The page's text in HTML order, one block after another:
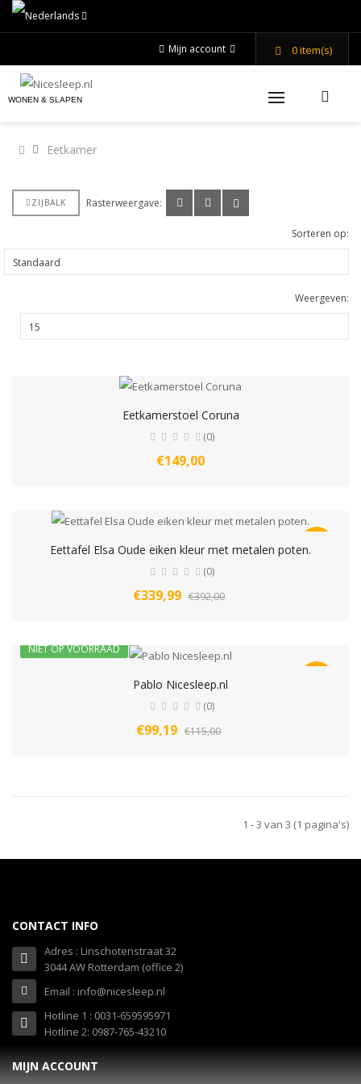
Mijn account 0item(s)
WONEN & SLAPEN
Eetkamer
ZIJBALK Rasterweergave:
Sorteren op:
Weergeven:
Eetkamerstoel Coruna
(0)
€149,00
Eettafel Elsa Oude eiken kleur met metalen poten.
(0)
€339,99 €392,00
NIET OP VOORRAAD
Pablo Nicesleep.nl
(0)
€99,19 €115,00
1 - 3 van 3 (1 pagina's)
CONTACT INFO
Adres : Linschotenstraat 32
3044 AW Rotterdam (office 2)
Email : info@nicesleep.nl
Hotline 1 : 0031-659595971
Hotline 2: 0987-765-43210
MIJN ACCOUNT